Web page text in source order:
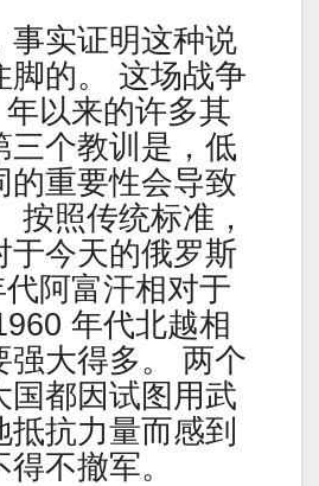
事实证明这种说
脚的。 这场战争
以来的许多其
三个教训是，低
的重要性会导致
按照传统标准，
于今天的俄罗斯
阿富汗相对于
年代北越相
强大得多。 两个
国都因试图用武
抵抗力量而感到
不撤军。